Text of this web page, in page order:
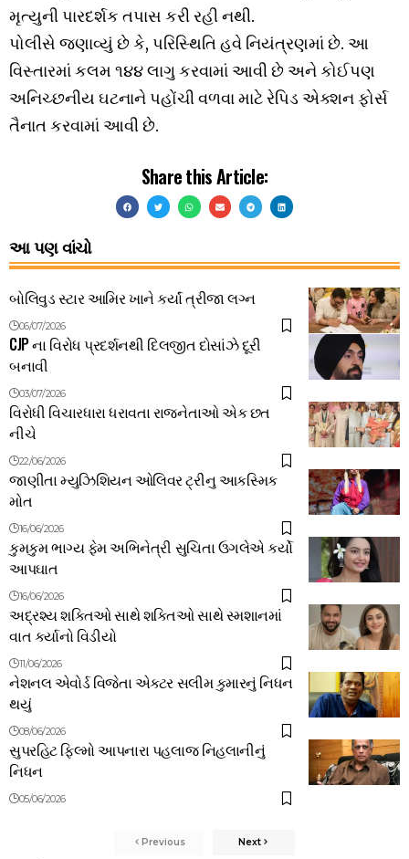
મૃત્યુની પારદર્શક તપાસ કરી રહી નથી.
પોલીસે જણાવ્યું છે કે, પરિસ્થિતિ હવે નિયંત્રણમાં છે. આ
વિસ્તારમાં કલમ ૧૪૪ લાગુ કરવામાં આવી છે અને કોઈપણ
અનિચ્છનીય ઘટનાને પહોંચી વળવા માટે રેપિડ એક્શન ફોર્સ
તૈનાત કરવામાં આવી છે.
Share this Article:
આ પણ વાંચો
બોલિવુડ સ્ટાર આમિર ખાને કર્યાં ત્રીજા લગ્ન
06/07/2026
CJP ના વિરોધ પ્રદર્શનથી દિલજીત દોસાંઝે દૂરી
બનાવી
03/07/2026
વિરોધી વિચારધારા ધરાવતા રાજનેતાઓ એક છત
નીચે
22/06/2026
જાણીતા મ્યુઝિશિયન ઓલિવર ટ્રીનુ આકસ્મિક
મોત
16/06/2026
કુમકુમ ભાગ્ય ફેમ અભિનેત્રી સુચિતા ઉગલેએ કર્યો
આપઘાત
16/06/2026
અદ્રશ્ય શક્તિઓ સાથે શક્તિઓ સાથે સ્મશાનમાં
વાત કર્યાનો વિડીયો
11/06/2026
નેશનલ એવોર્ડ વિજેતા એક્ટર સલીમ કુમારનું નિધન
થયું
08/06/2026
સુપરહિટ ફિલ્મો આપનારા પહલાજ નિહલાનીનું
નિધન
05/06/2026
Previous Next